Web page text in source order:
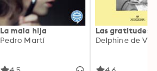
La mala hija
Pedro Martí
Las gratitudes
Delphine de